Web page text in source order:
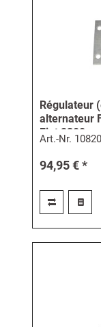
Régulateur
alternateur
Fiat 2300
Art.-Nr.
94,95 € *